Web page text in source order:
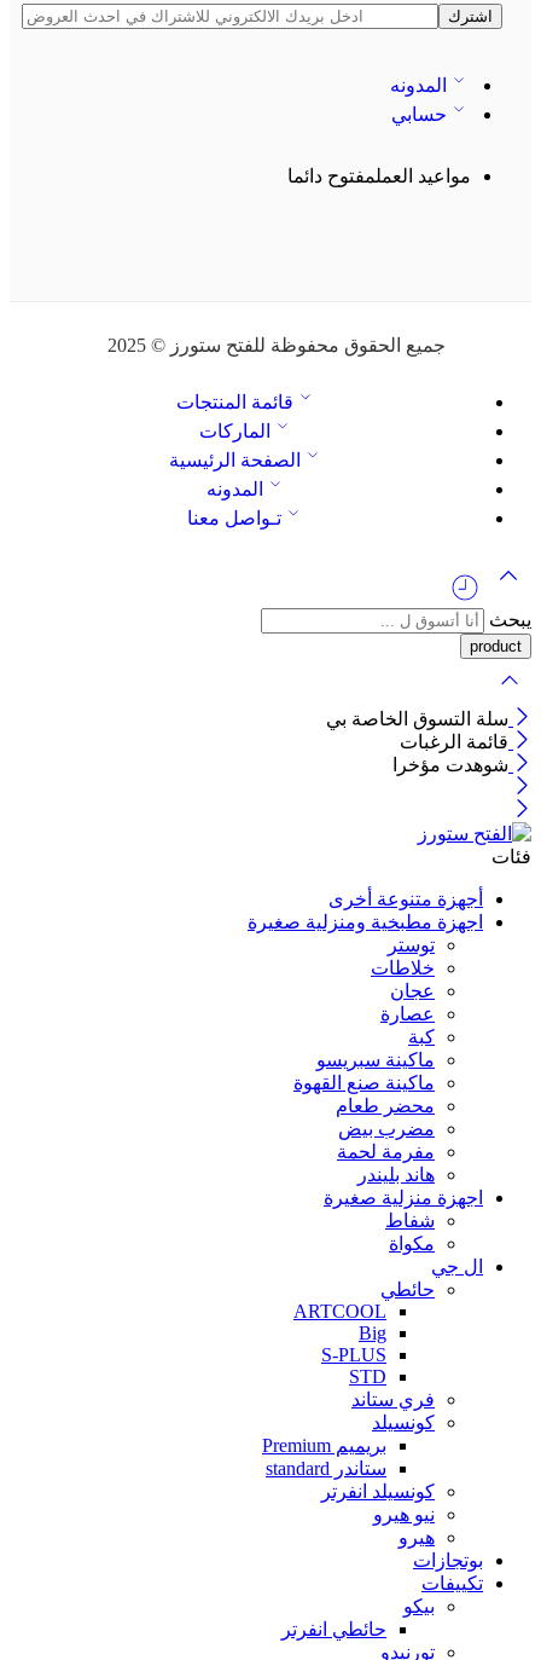
المدونه
حسابي
مواعيد العملمفتوح دائما
جميع الحقوق محفوظة للفتح ستورز © 2025
قائمة المنتجات
الماركات
الصفحة الرئيسية
المدونه
تـواصل معنا
يبحث
سلة التسوق الخاصة بي
قائمة الرغبات
شوهدت مؤخرا
فئات
أجهزة متنوعة أخرى
اجهزة مطبخية ومنزلية صغيرة
توستر
خلاطات
عجان
عصارة
كبة
ماكينة سبريسو
ماكينة صنع القهوة
محضر طعام
مضرب بيض
مفرمة لحمة
هاند بليندر
اجهزة منزلية صغيرة
شفاط
مكواة
ال جي
حائطي
ARTCOOL
Big
S-PLUS
STD
فري ستاند
كونسيلد
بريميم Premium
ستاندر standard
كونسيلد انفرتر
نيو هيرو
هيرو
بوتجازات
تكييفات
بيكو
حائطي انفرتر
تورنيدو